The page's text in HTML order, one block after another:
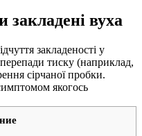
вуха
закладеності у
перепади тиску (наприклад,
сірчаної пробки.
якогось